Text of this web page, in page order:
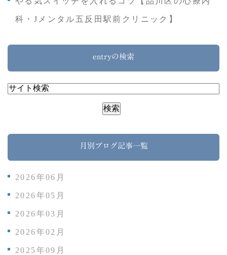
科・Jメンタル五反田駅前クリニック】
entryの検索
月別ブログ記事一覧
2026年06月
2026年05月
2026年03月
2026年02月
2025年09月